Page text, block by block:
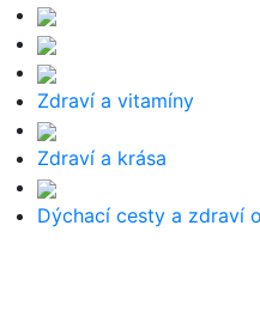
Zdraví a vitamíny
Zdraví a krása
Dýchací cesty a zdraví